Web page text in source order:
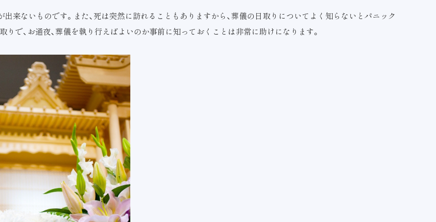
来ないものです。また、死は突然に訪れることもありますから、葬儀の日取りについてよく知らないとパニック
りで、お通夜、葬儀を執り行えばよいのか事前に知っておくことは非常に助けになります。